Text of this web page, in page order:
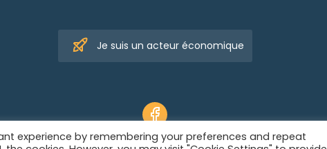
Je suis un acteur économique
Informations légales
experience by remembering your preferences and repeat